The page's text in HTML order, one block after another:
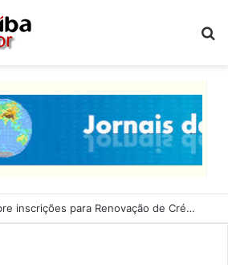
Lucas Ribeiro inspeciona obras da última etapa do Centro de Convenções